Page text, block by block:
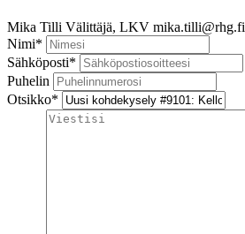
Mika Tilli Välittäjä, LKV mika.tilli@rhg.fi
Nimi*
Sähköposti*
Puhelin
Otsikko*